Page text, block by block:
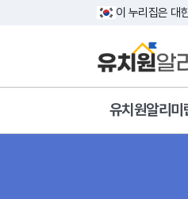
이 누리집은 대
유치원알리미